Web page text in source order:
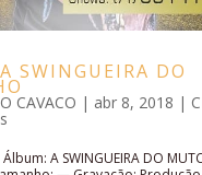
SWINGUEIRA DO
CAVACO | abr 8, 2018 |
A SWINGUEIRA DO